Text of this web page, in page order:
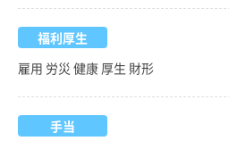
福利厚生
雇用 労災 健康 厚生 財形
手当